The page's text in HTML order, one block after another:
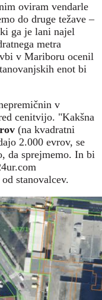
oviram vendarle
do druge težave –
ga je lani najel
metra
v Mariboru ocenil
enot bi
v
cenitvijo. "Kakšna
(na kvadratni
2.000 evrov, se
da sprejmemo. In bi
od stanovalcev.